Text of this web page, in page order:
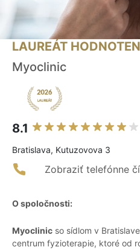
LAUREÁT
Myoclinic
8.1
Bratislava, Kutuzovova 3
Zobraziť telefónne
O spoločnosti:
Myoclinic so sídlom v
centrum fyzioterapie, ktoré od